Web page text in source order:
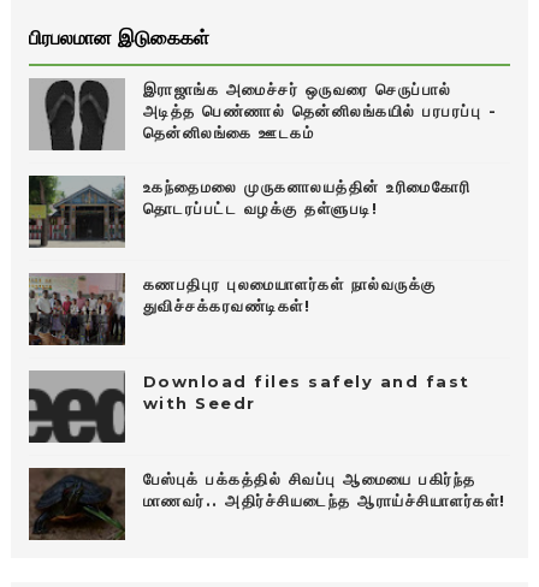
பிரபலமான இடுகைகள்
இராஜாங்க அமைச்சர் ஒருவரை செருப்பால்
அடித்த பெண்ணால் தென்னிலங்கயில் பரபரப்பு -
தென்னிலங்கை ஊடகம்
உகந்தைமலை முருகனாலயத்தின் உரிமைகோரி
தொடரப்பட்ட வழக்கு தள்ளுபடி!
கணபதிபுர புலமையாளர்கள் நால்வருக்கு
துவிச்சக்கரவண்டிகள்!
Download files safely and fast
with Seedr
பேஸ்புக் பக்கத்தில் சிவப்பு ஆமையை பகிர்ந்த
மாணவர்.. அதிர்ச்சியடைந்த ஆராய்ச்சியாளர்கள்!